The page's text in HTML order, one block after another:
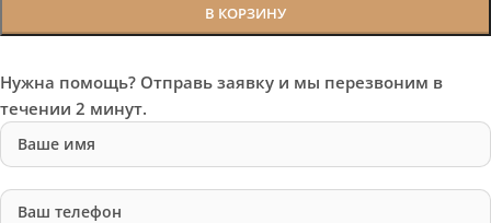
В КОРЗИНУ
Нужна помощь? Отправь заявку и мы перезвоним в
течении 2 минут.